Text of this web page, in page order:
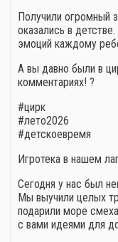
Получили огромный
оказались в
эмоций каждому
А вы давно были в
комментариях! ?
#цирк
#лето2026
#детскоевремя
Игротека в нашем
Сегодня у нас был
Мы выучили целых
подарили море
с вами идеями для